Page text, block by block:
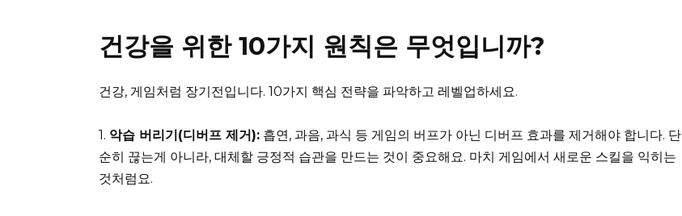
건강을 위한 10가지 원칙은 무엇입니까?
건강, 게임처럼 장기전입니다. 10가지 핵심 전략을 파악하고 레벨업하세요.
1. 악습 버리기(디버프 제거): 흡연, 과음, 과식 등 게임의 버프가 아닌 디버프 효과를 제거해야 합니다. 단
순히 끊는게 아니라, 대체할 긍정적 습관을 만드는 것이 중요해요. 마치 게임에서 새로운 스킬을 익히는
것처럼요.